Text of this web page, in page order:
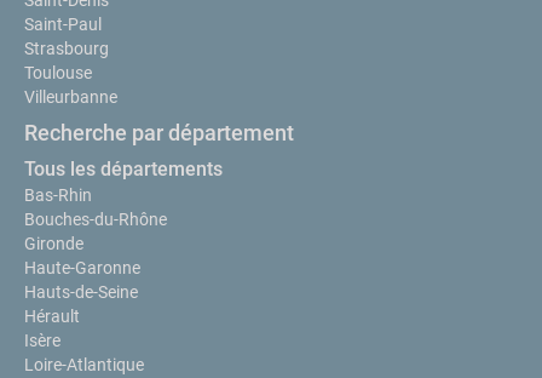
Saint-Paul
Strasbourg
Toulouse
Villeurbanne
Recherche par département
Tous les départements
Bas-Rhin
Bouches-du-Rhône
Gironde
Haute-Garonne
Hauts-de-Seine
Hérault
Isère
Loire-Atlantique